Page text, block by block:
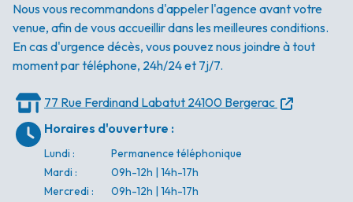
Nous vous recommandons d'appeler l'agence avant votre
venue, afin de vous accueillir dans les meilleures conditions.
En cas d'urgence décès, vous pouvez nous joindre à tout
moment par téléphone, 24h/24 et 7j/7.
77 Rue Ferdinand Labatut 24100 Bergerac
Horaires d'ouverture :
Lundi :
Permanence téléphonique
Mardi :
09h-12h | 14h-17h
Mercredi :
09h-12h | 14h-17h